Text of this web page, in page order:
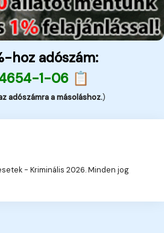
hoz adószám:
1-06 📋
adószámra a másoláshoz.)
- Kriminális 2026. Minden jog